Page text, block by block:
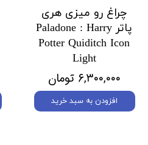
چراغ رو میزی هری
پاتر Paladone : Harry
Potter Quiditch Icon
Light
۶,۳۰۰,۰۰۰ تومان
افزودن به سبد خرید